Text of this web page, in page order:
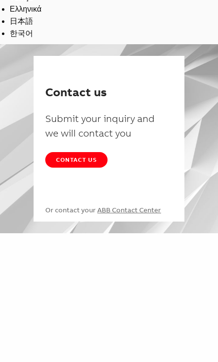
Ελληνικά
日本語
한국어
Contact us
Submit your inquiry and
we will contact you
CONTACT US
Or contact your ABB Contact Center